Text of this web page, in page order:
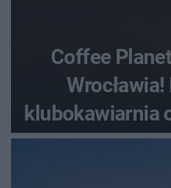
Coffee
klubokawiarnia
nowym